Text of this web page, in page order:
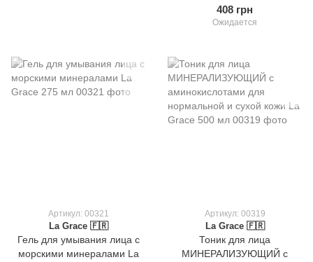
408 грн
Ожидается
Артикул: 00321
La Grace 🇫🇷
Гель для умывания лица с
морскими минералами La
Артикул: 00319
La Grace 🇫🇷
Тоник для лица
МИНЕРАЛИЗУЮЩИЙ с